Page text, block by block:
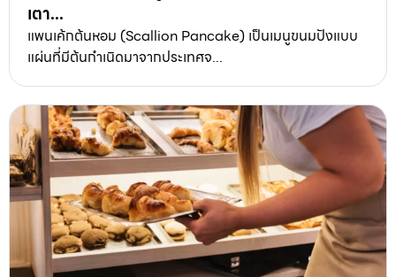
เตา...
แพนเค้กต้นหอม (Scallion Pancake) เป็นเมนูขนมปังแบบ
แผ่นที่มีต้นกำเนิดมาจากประเทศจ...